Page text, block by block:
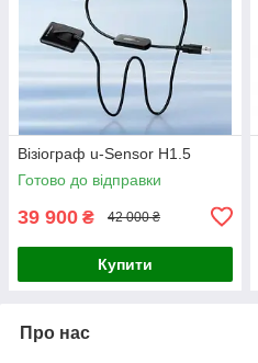
Візіограф u-Sensor H1.5
Готово до відправки
39 900 ₴ 42 000 ₴
Купити
Про нас